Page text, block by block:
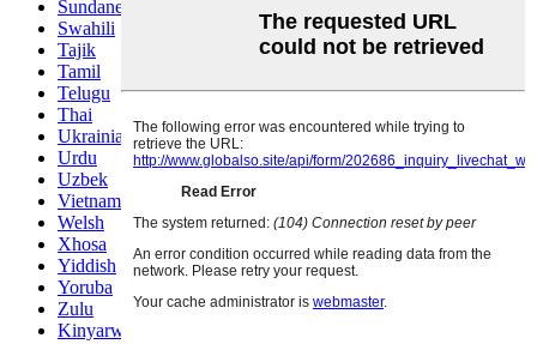
Sundanese
Swahili
Tajik
Tamil
Telugu
Thai
Ukrainian
Urdu
Uzbek
Vietnamese
Welsh
Xhosa
Yiddish
Yoruba
Zulu
Kinyarwanda